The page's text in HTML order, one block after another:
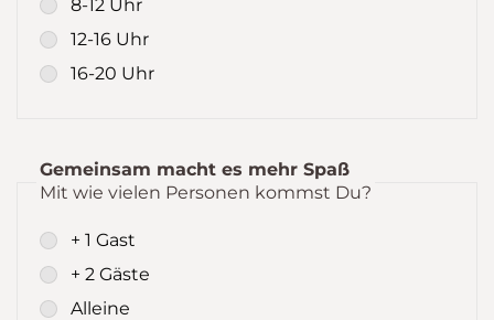
8-12 Uhr
12-16 Uhr
16-20 Uhr
Gemeinsam macht es mehr Spaß
Mit wie vielen Personen kommst Du?
+ 1 Gast
+ 2 Gäste
Alleine